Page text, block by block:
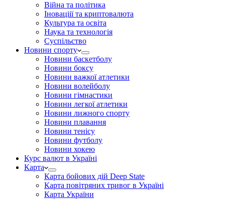
Війна та політика
Іноваціії та криптовалюта
Культура та освіта
Наука та технологія
Суспільство
Новини спорту
Новини баскетболу
Новини боксу
Новини важкої атлетики
Новини волейболу
Новини гімнастики
Новини легкої атлетики
Новини лижного спорту
Новини плавання
Новини тенісу
Новини футболу
Новини хокею
Курс валют в Україні
Карта
Карта бойових дій Deep State
Карта повітряних тривог в Україні
Карта України